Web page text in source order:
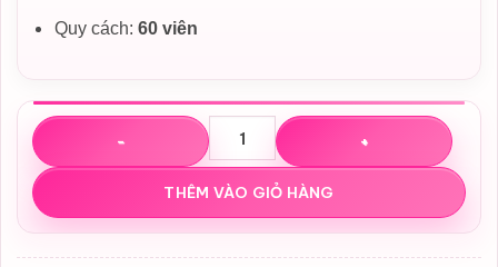
Quy cách: 60 viên
Viên hỗ trợ suy giãn tĩnh mạch Leg Cute Nhật Bản 60
THÊM VÀO GIỎ HÀNG